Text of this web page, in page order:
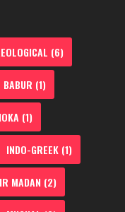
(6)
BABUR (1)
(1)
INDO-GREEK (1)
MADAN (2)